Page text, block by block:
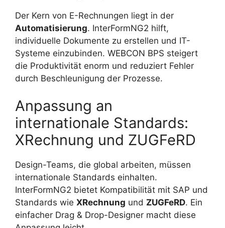
Der Kern von E-Rechnungen liegt in der
Automatisierung. InterFormNG2 hilft,
individuelle Dokumente zu erstellen und IT-
Systeme einzubinden. WEBCON BPS steigert
die Produktivität enorm und reduziert Fehler
durch Beschleunigung der Prozesse.
Anpassung an
internationale Standards:
XRechnung und ZUGFeRD
Design-Teams, die global arbeiten, müssen
internationale Standards einhalten.
InterFormNG2 bietet Kompatibilität mit SAP und
Standards wie XRechnung und ZUGFeRD. Ein
einfacher Drag & Drop-Designer macht diese